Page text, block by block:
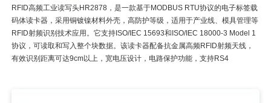
RFID高频工业读写头HR2878，是一款基于MODBUS RTU协议的电子标签载
码体读卡器，采用铜镀镍材料外壳，高防护等级，适用于产业线、模具管理等
RFID射频识别技术应用。它支持ISO/IEC 15693和ISO/IEC 18000-3 Model 1
协议，可读取和写入整个块数据。该读卡器配备抗金属高频RFID射频天线，
有效识别距离可达9cm以上，宽电压设计，电路保护功能，支持RS4